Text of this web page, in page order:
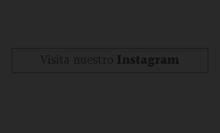
Visita nuestro Instagram